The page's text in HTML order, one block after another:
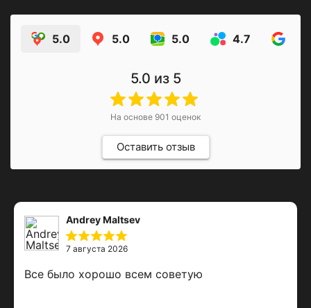
5.0 5.0 5.0 4.7
5.0 из 5
На основе 901 оценок
Оставить отзыв
Andrey Maltsev
7 августа 2026
Все было хорошо всем советую